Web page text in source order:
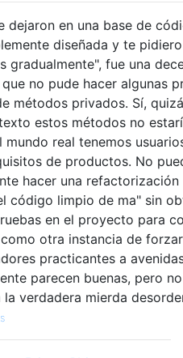
dejaron en una base de
diseñada y te
gradualmente", fue una
no pude hacer algunas
métodos privados. Sí,
estos métodos no
mundo real tenemos
de productos. No
hacer una refactorización
código limpio de ma" sin
en el proyecto para
otra instancia de
practicantes a
parecen buenas, pero
la verdadera mierda